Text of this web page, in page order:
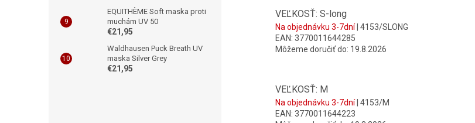
EQUITHÈME Soft maska proti
muchám UV 50
€21,95
Waldhausen Puck Breath UV
maska Silver Grey
€21,95
VEĽKOSŤ: S-long
Na objednávku 3-7dní | 4153/SLONG
EAN: 3770011644285
Môžeme doručiť do: 19.8.2026
VEĽKOSŤ: M
Na objednávku 3-7dní | 4153/M
EAN: 3770011644223